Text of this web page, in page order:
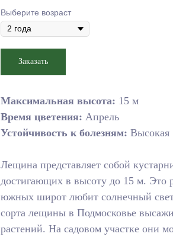
Выберите возраст
Заказать
Максимальная высота: 15 м
Время цветения: Апрель
Устойчивость к болезням: Высокая
Лещина представляет собой
достигающих в высоту до 15 м. Это
южных широт любит солнечный свет
сорта лещины в Подмосковье
растений. На садовом участке они